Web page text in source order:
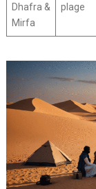
Dhafra &
Mirfa
plage